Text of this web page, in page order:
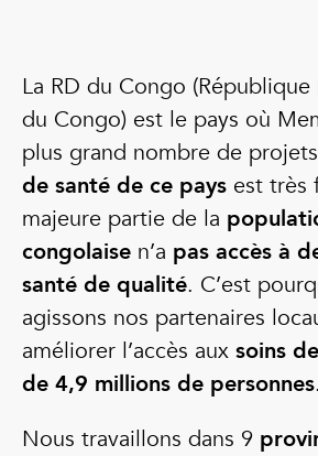
La RD du Congo
du Congo) est le pays où
plus grand nombre de
de santé de ce pays est très
majeure partie de la
congolaise n’a pas accès à
santé de qualité. C’est
agissons nos partenaires
améliorer l’accès aux soins
de 4,9 millions de personnes.
Nous travaillons dans 9